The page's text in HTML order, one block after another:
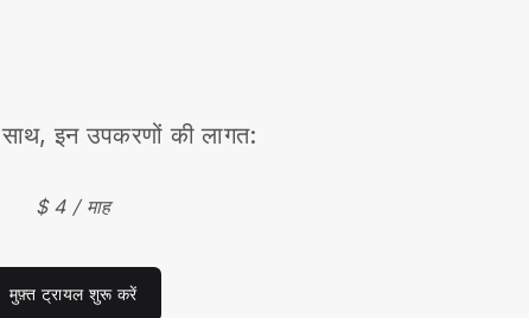
साथ, इन उपकरणों की लागत:
$ 4 / माह
मुफ़्त ट्रायल शुरू करें